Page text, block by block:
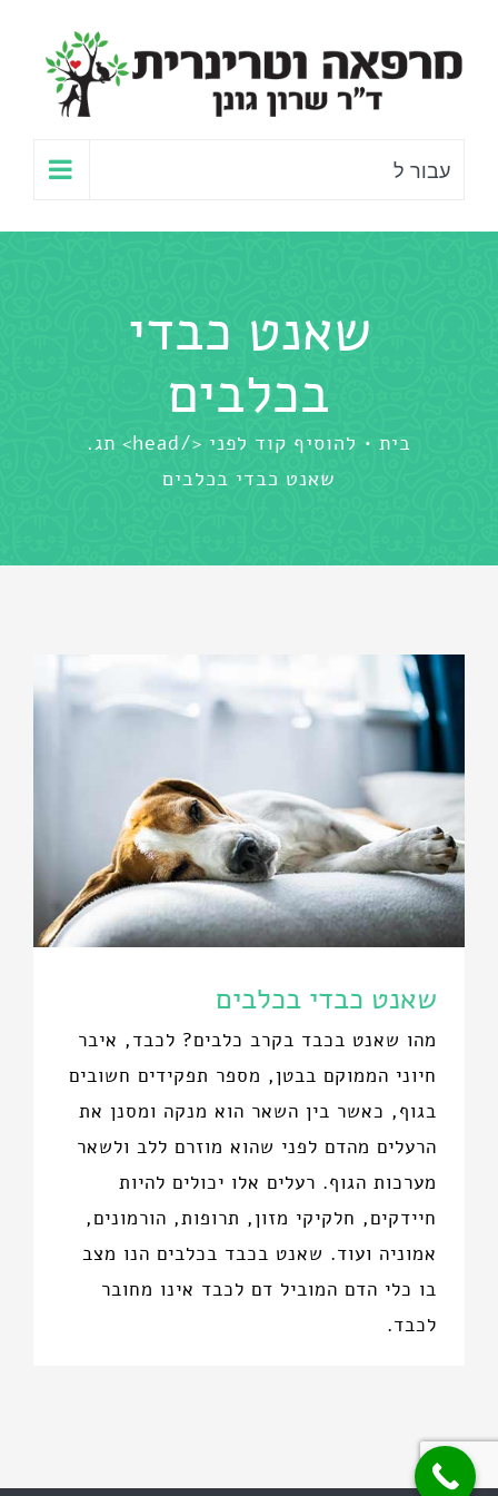
לתוכן
עבור ל
שאנט כבדי
בכלבים
בית
להוסיף קוד לפני </head> תג.
שאנט כבדי בכלבים
שאנט כבדי בכלבים
מהו שאנט בכבד בקרב כלבים? לכבד, איבר
חיוני הממוקם בבטן, מספר תפקידים חשובים
בגוף, כאשר בין השאר הוא מנקה ומסנן את
הרעלים מהדם לפני שהוא מוזרם ללב ולשאר
מערכות הגוף. רעלים אלו יכולים להיות
חיידקים, חלקיקי מזון, תרופות, הורמונים,
אמוניה ועוד. שאנט בכבד בכלבים הנו מצב
בו כלי הדם המוביל דם לכבד אינו מחובר
לכבד.